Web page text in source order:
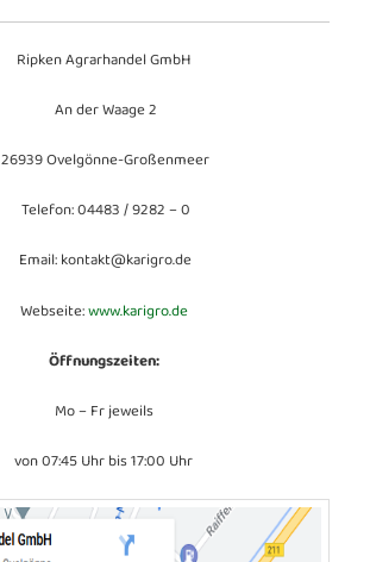
Ripken Agrarhandel GmbH
An der Waage 2
26939 Ovelgönne-Großenmeer
Telefon: 04483 / 9282 – 0
Email: kontakt@karigro.de
Webseite:www.karigro.de
Öffnungszeiten:
Mo – Fr jeweils
von 07:45 Uhr bis 17:00 Uhr